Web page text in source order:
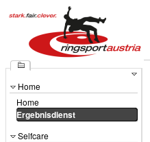
Home
Home
Ergebnisdienst
Selfcare